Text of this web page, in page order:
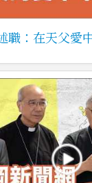
職：在天父愛